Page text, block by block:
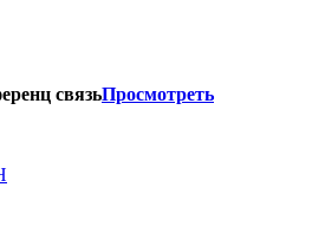
связьПросмотреть